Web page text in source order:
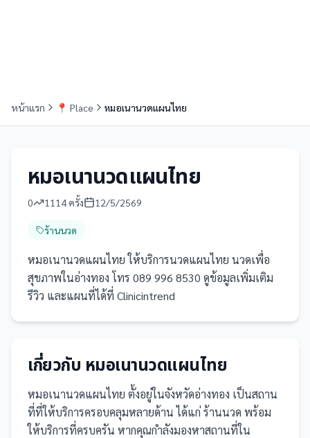
หน้าแรก 📍 Place หมอเนานวดแผนไทย
หมอเนานวดแผนไทย
0 1114 ครั้ง 12/5/2569
ร้านนวด
หมอเนานวดแผนไทย ให้บริการนวดแผนไทย นวดเพื่อ
สุขภาพในอ่างทอง โทร 089 996 8530 ดูข้อมูลเพิ่มเติม
รีวิว และแผนที่ได้ที่ Clinicintrend
เกี่ยวกับ หมอเนานวดแผนไทย
หมอเนานวดแผนไทย ตั้งอยู่ในจังหวัดอ่างทอง เป็นสถาน
ที่ที่ให้บริการครอบคลุมหลายด้าน ได้แก่ ร้านนวด พร้อม
ให้บริการที่ครบครัน หากคุณกำลังมองหาสถานที่ใน